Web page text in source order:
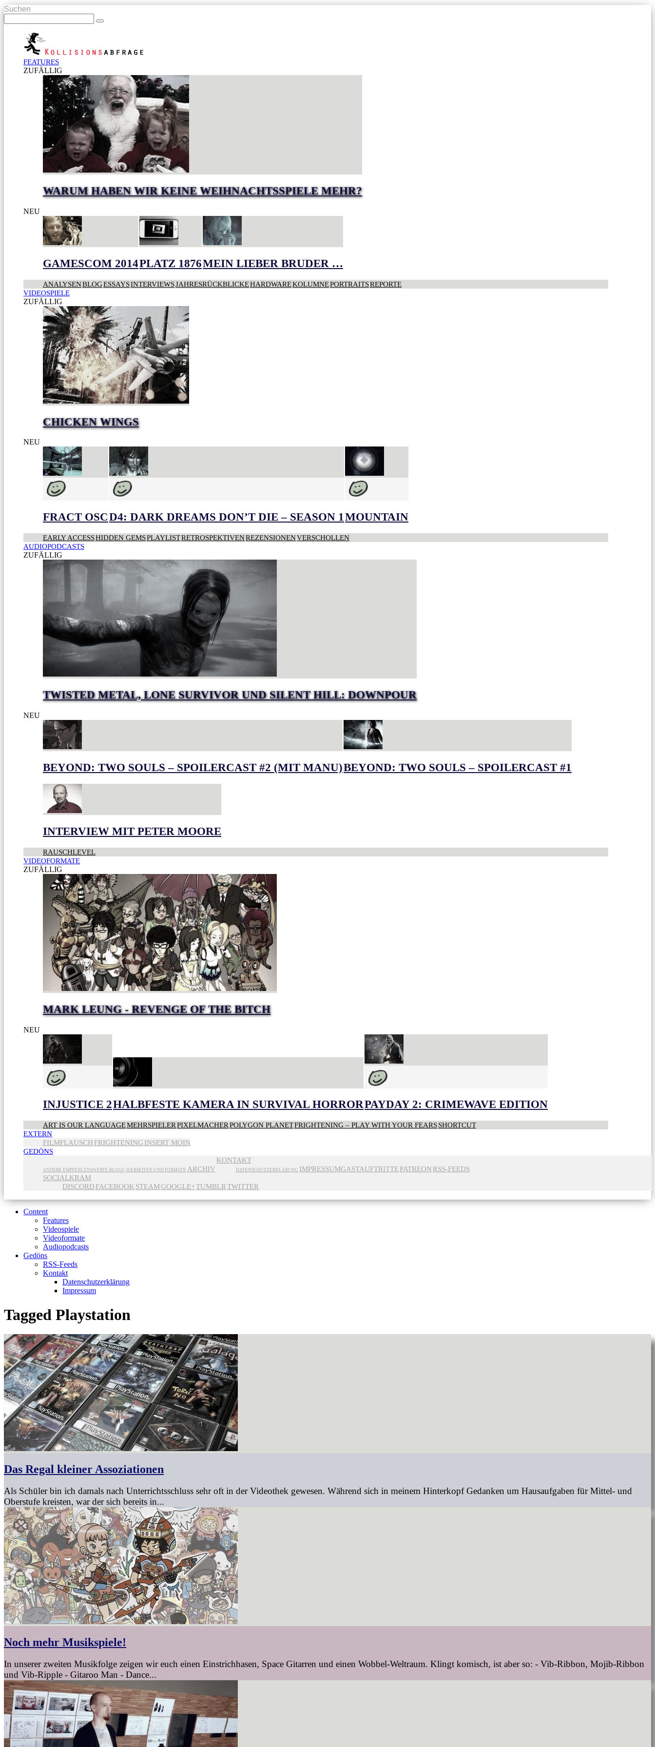
Suchen
FEATURES
ZUFÄLLIG
WARUM HABEN WIR KEINE WEIHNACHTSSPIELE MEHR?
NEU
GAMESCOM 2014PLATZ 1876MEIN LIEBER BRUDER …
ANALYSENBLOGESSAYSINTERVIEWSJAHRESRÜCKBLICKEHARDWAREKOLUMNEPORTRAITSREPORTE
VIDEOSPIELE
ZUFÄLLIG
CHICKEN WINGS
NEU
FRACT OSCD4: DARK DREAMS DON’T DIE – SEASON 1MOUNTAIN
EARLY ACCESSHIDDEN GEMSPLAYLISTRETROSPEKTIVENREZENSIONENVERSCHOLLEN
AUDIOPODCASTS
ZUFÄLLIG
TWISTED METAL, LONE SURVIVOR UND SILENT HILL: DOWNPOUR
NEU
BEYOND: TWO SOULS – SPOILERCAST #2 (MIT MANU)BEYOND: TWO SOULS – SPOILERCAST #1
INTERVIEW MIT PETER MOORE
RAUSCHLEVEL
VIDEOFORMATE
ZUFÄLLIG
MARK LEUNG - REVENGE OF THE BITCH
NEU
INJUSTICE 2HALBFESTE KAMERA IN SURVIVAL HORRORPAYDAY 2: CRIMEWAVE EDITION
ART IS OUR LANGUAGEMEHRSPIELERPIXELMACHERPOLYGON PLANETFRIGHTENING – PLAY WITH YOUR FEARSSHORTCUT
EXTERN
FILMFLAUSCH FRIGHTENING INSERT MOIN
GEDÖNS
ANDERE EMPFEHLENSWERTE BLOGS, WEBSEITEN UND FORMATE ARCHIV
KONTAKT
DATENSCHUTZERKLÄRUNG IMPRESSUMGASTAUFTRITTEPATREON RSS-FEEDS
SOCIALKRAM
DISCORD FACEBOOK STEAMGOOGLE+TUMBLRTWITTER
Content
Features
Videospiele
Videoformate
Audiopodcasts
Gedöns
RSS-Feeds
Kontakt
Datenschutzerklärung
Impressum
Tagged Playstation
Das Regal kleiner Assoziationen
Als Schüler bin ich damals nach Unterrichtsschluss sehr oft in der Videothek gewesen. Während sich in meinem Hinterkopf Gedanken um Hausaufgaben für Mittel- und
Oberstufe kreisten, war der sich bereits in...
Noch mehr Musikspiele!
In unserer zweiten Musikfolge zeigen wir euch einen Einstrichhasen, Space Gitarren und einen Wobbel-Weltraum. Klingt komisch, ist aber so: - Vib-Ribbon, Mojib-Ribbon
und Vib-Ripple - Gitaroo Man - Dance...